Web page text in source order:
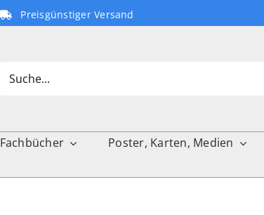
Preisgünstiger Versand
Fachbücher Poster, Karten, Medien